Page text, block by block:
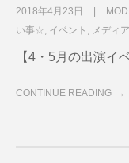
2018年4月23日
い事☆, イベント , メディ
【4・5月の出演イ
CONTINUE READING